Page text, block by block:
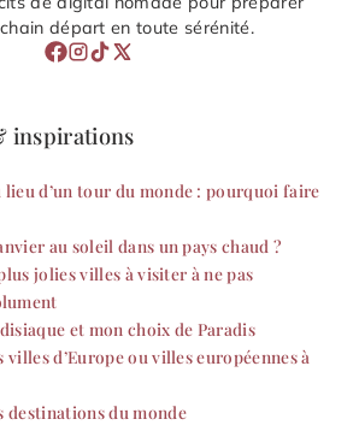
départ en toute sérénité.
inspirations
lieu d’un tour du monde : pourquoi faire
au soleil dans un pays chaud ?
jolies villes à visiter à ne pas
et mon choix de Paradis
villes d’Europe ou villes européennes à
destinations du monde